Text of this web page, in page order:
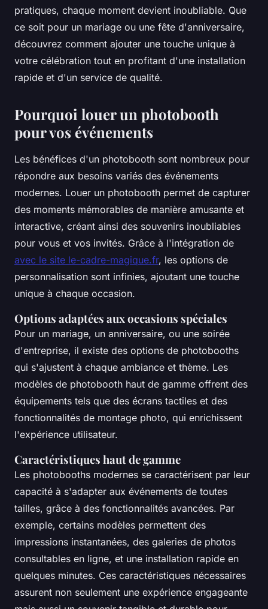
pratiques, chaque moment devient inoubliable. Que
ce soit pour un mariage ou une fête d'anniversaire,
découvrez comment ajouter une touche unique à
votre célébration tout en profitant d'une installation
rapide et d'un service de qualité.
Pourquoi louer un photobooth
pour vos événements
Les bénéfices d'un photobooth sont nombreux pour
répondre aux besoins variés des événements
modernes. Louer un photobooth permet de capturer
des moments mémorables de manière amusante et
interactive, créant ainsi des souvenirs inoubliables
pour vous et vos invités. Grâce à l'intégration de
avec le site le-cadre-magique.fr, les options de
personnalisation sont infinies, ajoutant une touche
unique à chaque occasion.
Options adaptées aux occasions spéciales
Pour un mariage, un anniversaire, ou une soirée
d'entreprise, il existe des options de photobooths
qui s'ajustent à chaque ambiance et thème. Les
modèles de photobooth haut de gamme offrent des
équipements tels que des écrans tactiles et des
fonctionnalités de montage photo, qui enrichissent
l'expérience utilisateur.
Caractéristiques haut de gamme
Les photobooths modernes se caractérisent par leur
capacité à s'adapter aux événements de toutes
tailles, grâce à des fonctionnalités avancées. Par
exemple, certains modèles permettent des
impressions instantanées, des galeries de photos
consultables en ligne, et une installation rapide en
quelques minutes. Ces caractéristiques nécessaires
assurent non seulement une expérience engageante